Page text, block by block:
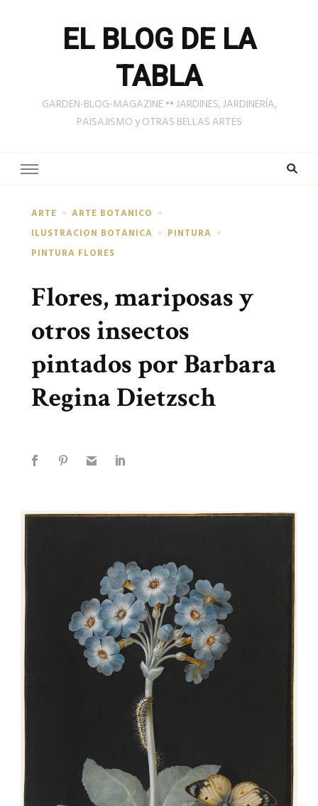
EL BLOG DE LA
TABLA
GARDEN-BLOG-MAGAZINE •• JARDINES, JARDINERÍA,
PAISAJISMO y OTRAS BELLAS ARTES
ARTE
ARTE BOTANICO
ILUSTRACION BOTANICA
PINTURA
PINTURA FLORES
Flores, mariposas y
otros insectos
pintados por Barbara
Regina Dietzsch